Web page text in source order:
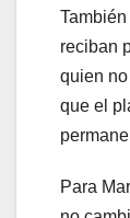
reciban
quien
que el
Para